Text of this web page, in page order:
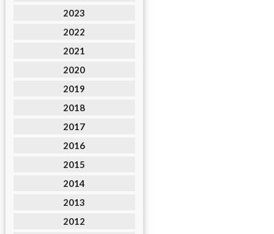
2023
2022
2021
2020
2019
2018
2017
2016
2015
2014
2013
2012